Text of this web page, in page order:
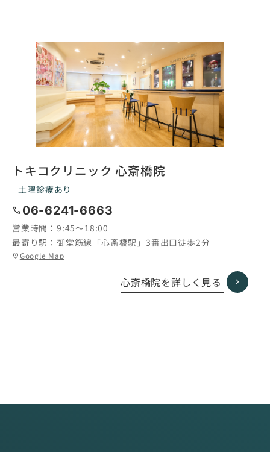
トキコクリニック 心斎橋院
土曜診療あり
call 06-6241-6663
営業時間： 9:45〜18:00
最寄り駅： 御堂筋線「心斎橋駅」3番出口徒歩2分
location_on Google Map
グ
心斎橋院を詳しく見る